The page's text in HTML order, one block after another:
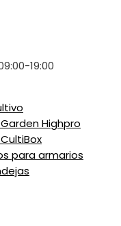
19:00
Highpro
para armarios